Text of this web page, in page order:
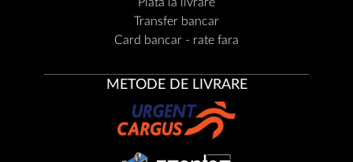
Transfer bancar
Card bancar - rate fara
METODE DE LIVRARE